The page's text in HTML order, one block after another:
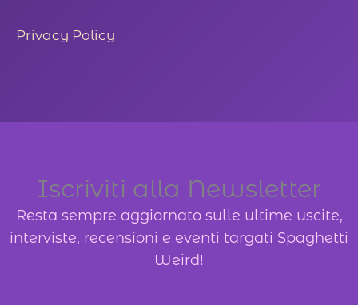
Privacy Policy
Iscriviti alla Newsletter
Resta sempre aggiornato sulle ultime uscite,
interviste, recensioni e eventi targati Spaghetti
Weird!